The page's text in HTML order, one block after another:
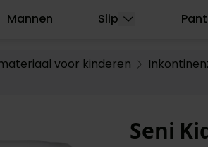
Mannen Slip
voor kinderen
Seni